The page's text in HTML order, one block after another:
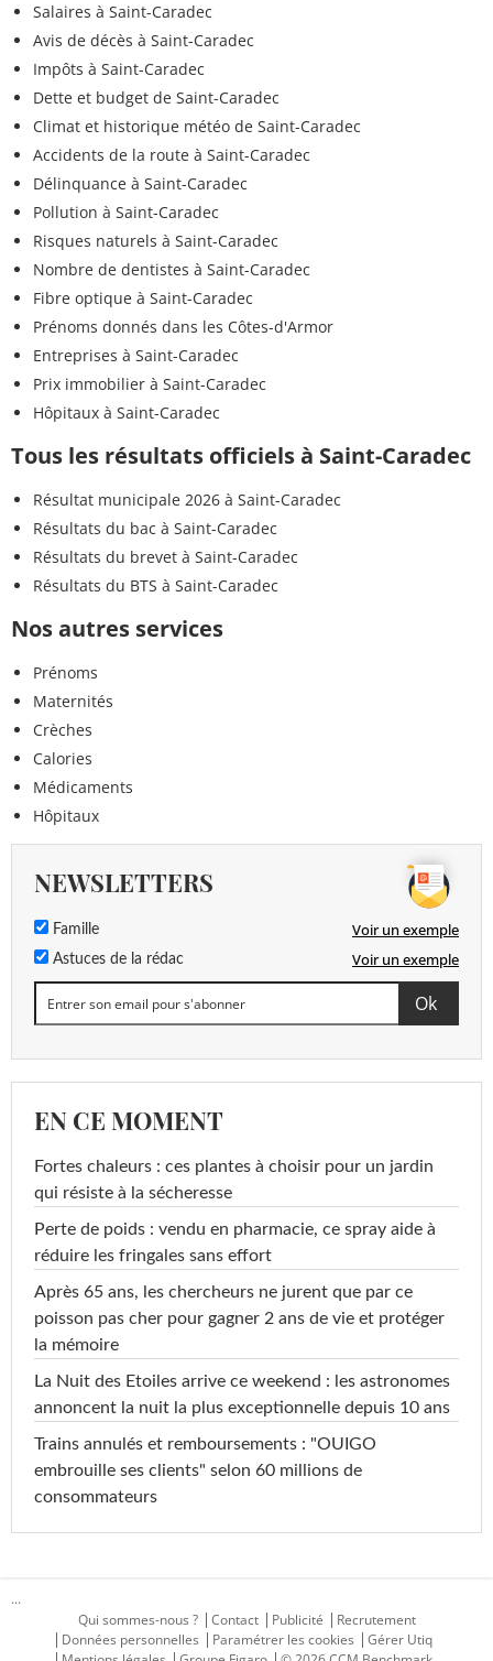
Salaires à Saint-Caradec
Avis de décès à Saint-Caradec
Impôts à Saint-Caradec
Dette et budget de Saint-Caradec
Climat et historique météo de Saint-Caradec
Accidents de la route à Saint-Caradec
Délinquance à Saint-Caradec
Pollution à Saint-Caradec
Risques naturels à Saint-Caradec
Nombre de dentistes à Saint-Caradec
Fibre optique à Saint-Caradec
Prénoms donnés dans les Côtes-d'Armor
Entreprises à Saint-Caradec
Prix immobilier à Saint-Caradec
Hôpitaux à Saint-Caradec
Tous les résultats officiels à Saint-Caradec
Résultat municipale 2026 à Saint-Caradec
Résultats du bac à Saint-Caradec
Résultats du brevet à Saint-Caradec
Résultats du BTS à Saint-Caradec
Nos autres services
Prénoms
Maternités
Crèches
Calories
Médicaments
Hôpitaux
NEWSLETTERS
Famille Voir un exemple
Astuces de la rédac Voir un exemple
EN CE MOMENT
Fortes chaleurs : ces plantes à choisir pour un jardin
qui résiste à la sécheresse
Perte de poids : vendu en pharmacie, ce spray aide à
réduire les fringales sans effort
Après 65 ans, les chercheurs ne jurent que par ce
poisson pas cher pour gagner 2 ans de vie et protéger
la mémoire
La Nuit des Etoiles arrive ce weekend : les astronomes
annoncent la nuit la plus exceptionnelle depuis 10 ans
Trains annulés et remboursements : "OUIGO
embrouille ses clients" selon 60 millions de
consommateurs
...
Qui sommes-nous ?
Contact Publicité
Recrutement
Données personnelles
Paramétrer les cookies
Gérer Utiq